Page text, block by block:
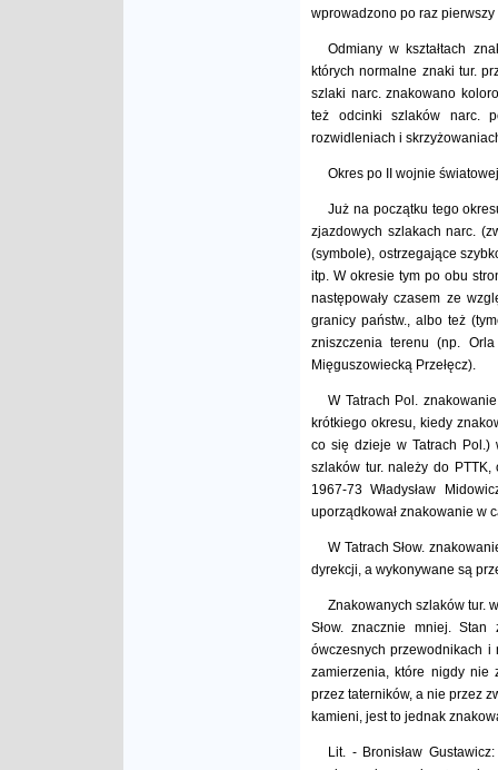
wprowadzono po raz pierwszy
Odmiany w kształtach
których normalne znaki tur.
szlaki narc. znakowano
też odcinki szlaków narc.
rozwidleniach i
Okres po II wojnie
Już na początku tego
zjazdowych szlakach narc.
(symbole), ostrzegające
itp. W okresie tym po obu
następowały czasem ze
granicy państw., albo też
zniszczenia terenu (np.
Mięguszowiecką Przełęcz).
W Tatrach Pol.
krótkiego okresu, kiedy
co się dzieje w Tatrach Pol.)
szlaków tur. należy do PTTK,
1967-73 Władysław
uporządkował znakowanie w
W Tatrach Słow.
dyrekcji, a wykonywane są
Znakowanych szlaków tur.
Słow. znacznie mniej.
ówczesnych przewodnikach i
zamierzenia, które nigdy nie
przez taterników, a nie przez
kamieni, jest to jednak
Lit. - Bronisław